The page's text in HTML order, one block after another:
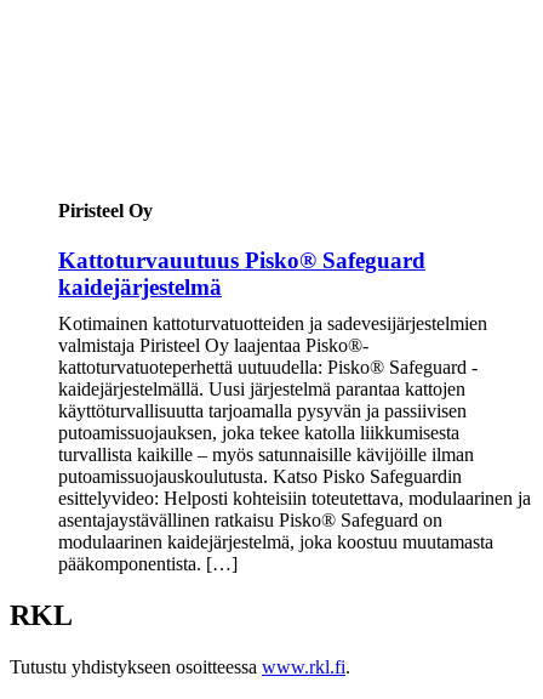
Piristeel Oy
Kattoturvauutuus Pisko® Safeguard
kaidejärjestelmä
Kotimainen kattoturvatuotteiden ja sadevesijärjestelmien
valmistaja Piristeel Oy laajentaa Pisko®-
kattoturvatuoteperhettä uutuudella: Pisko® Safeguard -
kaidejärjestelmällä. Uusi järjestelmä parantaa kattojen
käyttöturvallisuutta tarjoamalla pysyvän ja passiivisen
putoamissuojauksen, joka tekee katolla liikkumisesta
turvallista kaikille – myös satunnaisille kävijöille ilman
putoamissuojauskoulutusta. Katso Pisko Safeguardin
esittelyvideo: Helposti kohteisiin toteutettava, modulaarinen ja
asentajaystävällinen ratkaisu Pisko® Safeguard on
modulaarinen kaidejärjestelmä, joka koostuu muutamasta
pääkomponentista. […]
RKL
Tutustu yhdistykseen osoitteessa www.rkl.fi.